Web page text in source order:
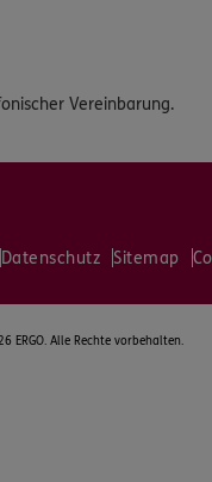
Vereinbarung.
Datenschutz Sitemap
ERGO. Alle Rechte vorbehalten.